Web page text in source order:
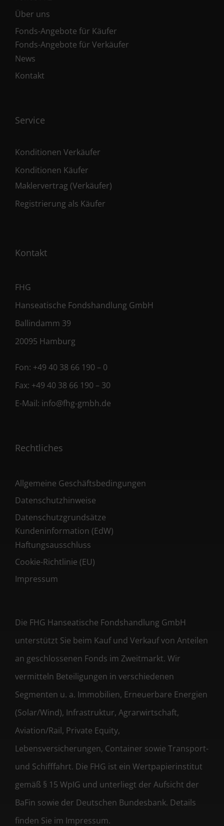
Über uns
Fonds-Angebote für Käufer
Fonds-Angebote für Verkäufer
News
Kontakt
Service
Konditionen Verkäufer
Konditionen Käufer
Maklervertrag (Verkäufer)
Registrierung als Käufer
Kontakt
FHG
Hanseatische Fondshandlung GmbH
Ballindamm 39
20095 Hamburg
Fon: +49 40 38 66 190 – 0
Fax: +49 40 38 66 190 – 30
E-Mail: info@fhg-gmbh.de
Rechtliches
Allgemeine Geschäftsbedingungen
Datenschutzhinweise
Datenschutzgrundsätze
Kundeninformation (EdW)
Haftungsausschluss
Cookie-Richtlinie (EU)
Impressum
Die FHG Hanseatische Fondshandlung GmbH
unterstützt Sie beim Kauf und Verkauf von Anteilen
an geschlossenen Fonds im Zweitmarkt. Wir
vermitteln Beteiligungen in verschiedenen
Segmenten u. a. Immobilien, Erneuerbare Energien
(Solar/Wind), Infrastruktur, Agrarwirtschaft,
Aviation/Rail, Private Equity,
Lebensversicherungen, Container sowie Transport-
und Schifffahrt. Die FHG ist ein Wertpapierinstitut
gemäß § 15 WpIG und unterliegt der Aufsicht der
BaFin sowie der Deutschen Bundesbank. Details
finden Sie im Impressum.